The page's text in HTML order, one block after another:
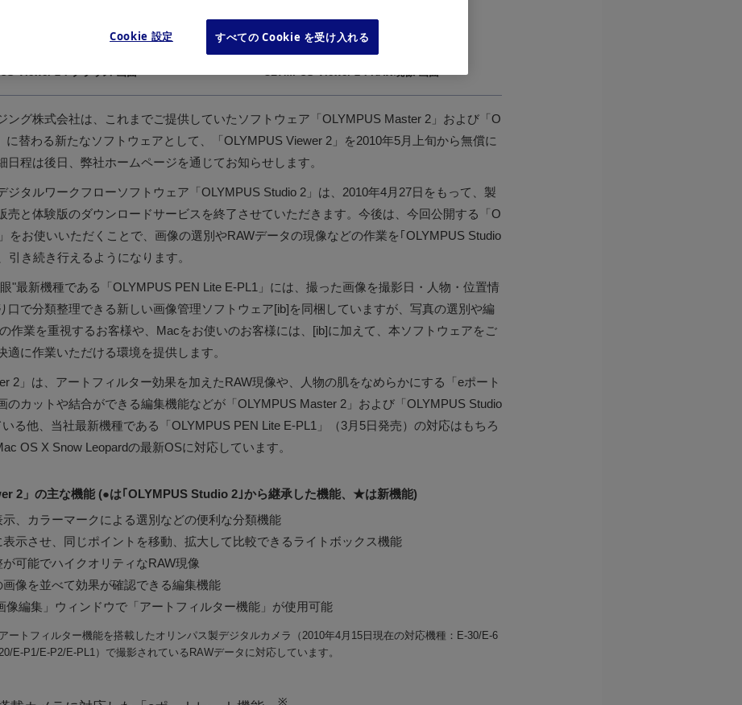
ング株式会社は、これまでご提供していたソフトウェア「OLYMPUS Master 2」および「O
に替わる新たなソフトウェアとして、「OLYMPUS Viewer 2」を2010年5月上旬から無償に
日程は後日、弊社ホームページを通じてお知らせします。
ジタルワークフローソフトウェア「OLYMPUS Studio 2」は、2010年4月27日をもって、製
売と体験版のダウンロードサービスを終了させていただきます。今後は、今回公開する「O
をお使いいただくことで、画像の選別やRAWデータの現像などの作業を｢OLYMPUS Studio
引き続き行えるようになります。
"最新機種である「OLYMPUS PEN Lite E-PL1」には、撮った画像を撮影日・人物・位置情
口で分類整理できる新しい画像管理ソフトウェア[ib]を同梱していますが、写真の選別や編
作業を重視するお客様や、Macをお使いのお客様には、[ib]に加えて、本ソフトウェアをご
適に作業いただける環境を提供します。
2」は、アートフィルター効果を加えたRAW現像や、人物の肌をなめらかにする「eポート
のカットや結合ができる編集機能などが「OLYMPUS Master 2」および「OLYMPUS Studio
る他、当社最新機種である「OLYMPUS PEN Lite E-PL1」（3月5日発売）の対応はもちろ
OS X Snow Leopardの最新OSに対応しています。
2」の主な機能 (●は｢OLYMPUS Studio 2｣から継承した機能、★は新機能)
、カラーマークによる選別などの便利な分類機能
示させ、同じポイントを移動、拡大して比較できるライトボックス機能
可能でハイクオリティなRAW現像
像を並べて効果が確認できる編集機能
像編集」ウィンドウで「アートフィルター機能」が使用可能
アートフィルター機能を搭載したオリンパス製デジタルカメラ（2010年4月15日現在の対応機種：E-30/E-6
E-P1/E-P2/E-PL1）で撮影されているRAWデータに対応しています。
※
Cookie 設定 すべての Cookie を受け入れる